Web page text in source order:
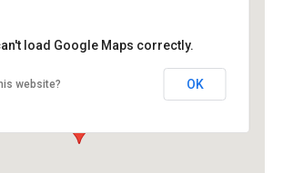
load Google Maps correctly.
website? OK